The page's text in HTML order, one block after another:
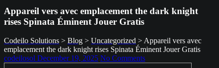
Appareil vers avec emplacement the dark knight
rises Spinata Éminent Jouer Gratis
Codeilo Solutions > Blog > Uncategorized > Appareil vers avec
emplacement the dark knight rises Spinata Éminent Jouer Gratis
codeilosol December 19, 2025 No Comments